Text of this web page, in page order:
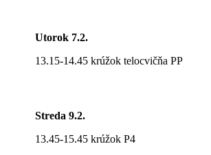
Utorok 7.2.
13.15-14.45 krúžok telocvičňa PP
Streda 9.2.
13.45-15.45 krúžok P4